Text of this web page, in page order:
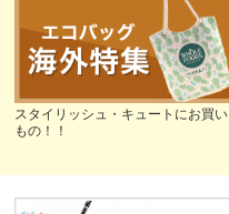
スタイリッシュ・キュートにお買い
もの！！